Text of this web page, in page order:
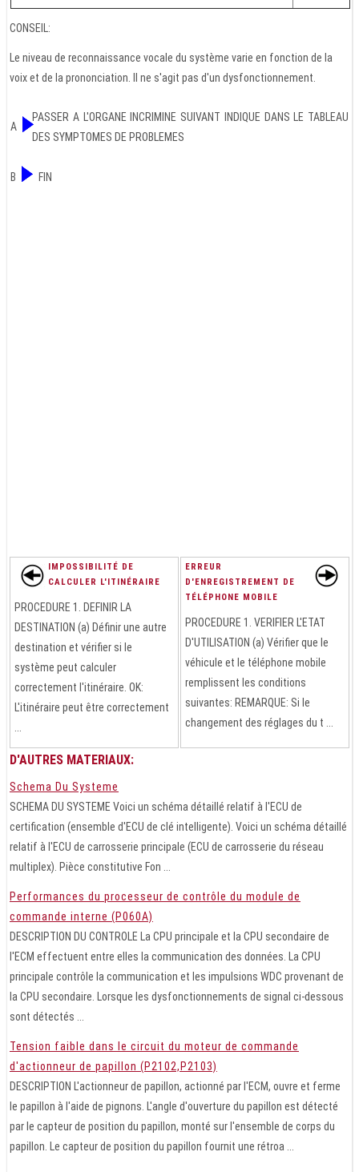
CONSEIL:
Le niveau de reconnaissance vocale du système varie en fonction de la
voix et de la prononciation. Il ne s'agit pas d'un dysfonctionnement.
A
PASSER A L'ORGANE INCRIMINE SUIVANT INDIQUE DANS LE TABLEAU
DES SYMPTOMES DE PROBLEMES
B FIN
IMPOSSIBILITÉ DE
CALCULER L'ITINÉRAIRE
PROCEDURE 1. DEFINIR LA
DESTINATION (a) Définir une autre
destination et vérifier si le
système peut calculer
correctement l'itinéraire. OK:
L'itinéraire peut être correctement
ERREUR
D'ENREGISTREMENT DE
TÉLÉPHONE MOBILE
PROCEDURE 1. VERIFIER L'ETAT
D'UTILISATION (a) Vérifier que le
véhicule et le téléphone mobile
remplissent les conditions
suivantes: REMARQUE: Si le
changement des réglages du t ...
D'AUTRES MATERIAUX:
Schema Du Systeme
SCHEMA DU SYSTEME Voici un schéma détaillé relatif à l'ECU de
certification (ensemble d'ECU de clé intelligente). Voici un schéma détaillé
relatif à l'ECU de carrosserie principale (ECU de carrosserie du réseau
multiplex). Pièce constitutive Fon ...
Performances du processeur de contrôle du module de
commande interne (P060A)
DESCRIPTION DU CONTROLE La CPU principale et la CPU secondaire de
l'ECM effectuent entre elles la communication des données. La CPU
principale contrôle la communication et les impulsions WDC provenant de
la CPU secondaire. Lorsque les dysfonctionnements de signal ci-dessous
sont détectés ...
Tension faible dans le circuit du moteur de commande
d'actionneur de papillon (P2102,P2103)
DESCRIPTION L'actionneur de papillon, actionné par l'ECM, ouvre et ferme
le papillon à l'aide de pignons. L'angle d'ouverture du papillon est détecté
par le capteur de position du papillon, monté sur l'ensemble de corps du
papillon. Le capteur de position du papillon fournit une rétroa ...